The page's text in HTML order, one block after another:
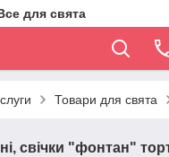
для свята
Товари для свята
свічки "фонтан"